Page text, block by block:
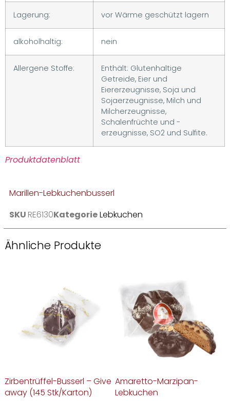
Lagerung: vor Wärme geschützt lagern
alkoholhaltig: nein
Allergene Stoffe:
Enthält: Glutenhaltige
Getreide, Eier und
Eiererzeugnisse, Soja und
Sojaerzeugnisse, Milch und
Milcherzeugnisse,
Schalenfrüchte und -
erzeugnisse, SO2 und Sulfite.
Produktdatenblatt
Marillen-Lebkuchenbusserl
SKU RE6130KategorieLebkuchen
Ähnliche Produkte
Zirbentrüffel-Busserl – Give
away (145 Stk/Karton)
Amaretto-Marzipan-
Lebkuchen